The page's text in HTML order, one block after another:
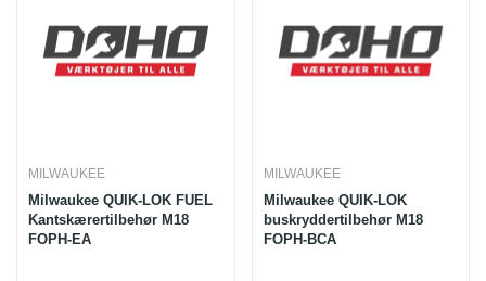
MILWAUKEE
Milwaukee QUIK-LOK FUEL
Kantskærertilbehør M18
FOPH-EA
MILWAUKEE
Milwaukee QUIK-LOK
buskryddertilbehør M18
FOPH-BCA